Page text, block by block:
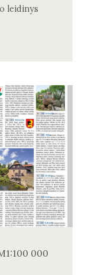
leidinys
000